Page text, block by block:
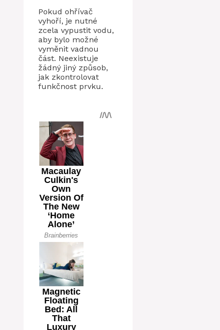
Pokud ohřívač
vyhoří, je nutné
zcela vypustit vodu,
aby bylo možné
vyměnit vadnou
část. Neexistuje
žádný jiný způsob,
jak zkontrolovat
funkčnost prvku.